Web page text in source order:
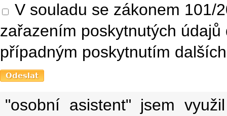
V souladu se zákonem 101/
zařazením poskytnutých
případným poskytnutím
"osobní asistent" jsem